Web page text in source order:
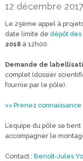
Conseil d’administration
Comité scientifique
Financeurs
Gagnez en visibilité
12 décembre 2017
Le 25ème appel à
date limite de dépôt
2018 à 12h00.
Demande de
complet (dossier
fournie par le pôle).
>> Prenez
L’équipe du pôle se
accompagner le
Contact : Benoît-Jules